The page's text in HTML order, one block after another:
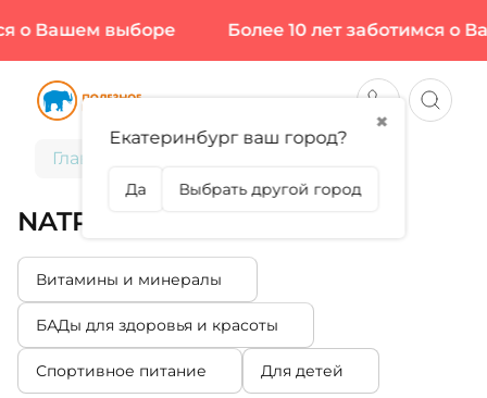
выборе Более 10 лет заботимся о
Главная
NATROL
Витамины и минералы
БАДы для здоровья и красоты
Спортивное питание Для детей
✖
Екатеринбург ваш город?
Да Выбрать другой город